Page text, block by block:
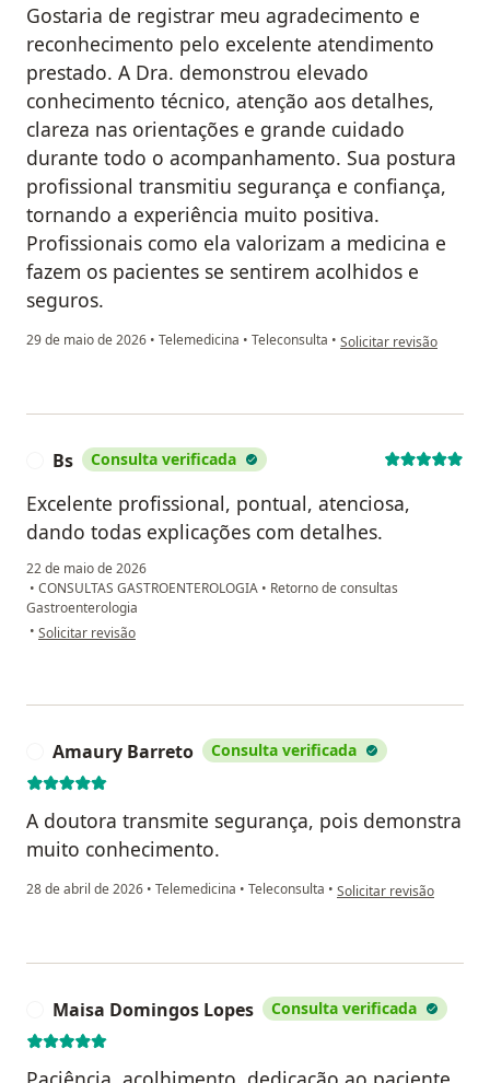
Gostaria de registrar meu agradecimento e
reconhecimento pelo excelente atendimento
prestado. A Dra. demonstrou elevado
conhecimento técnico, atenção aos detalhes,
clareza nas orientações e grande cuidado
durante todo o acompanhamento. Sua postura
profissional transmitiu segurança e confiança,
tornando a experiência muito positiva.
Profissionais como ela valorizam a medicina e
fazem os pacientes se sentirem acolhidos e
seguros.
29 de maio de 2026 • Telemedicina • Teleconsulta • na opinião do utilizador
Solicitar revisão
Bs Consulta verificada
Excelente profissional, pontual, atenciosa,
dando todas explicações com detalhes.
22 de maio de 2026
• CONSULTAS GASTROENTEROLOGIA • Retorno de consultas
Gastroenterologia
• na opinião do utilizador Bs
Solicitar revisão
Amaury Barreto Consulta verificada
A doutora transmite segurança, pois demonstra
muito conhecimento.
28 de abril de 2026 • Telemedicina • Teleconsulta • na opinião do utilizador
Solicitar revisão
Maisa Domingos Lopes Consulta verificada